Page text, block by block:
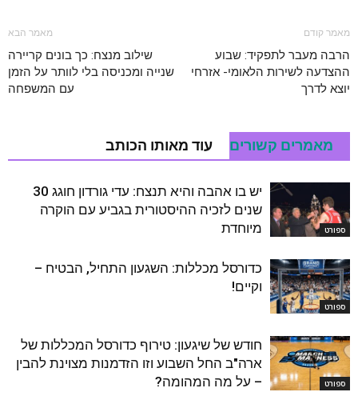
מאמר קודם
הרבה מעבר לתפקיד: שבוע
ההצדעה לשירות הלאומי- אזרחי
יוצא לדרך
מאמר הבא
שילוב מנצח: כך בונים קריירה
שנייה ומכניסה בלי לוותר על הזמן
עם המשפחה
מאמרים קשורים עוד מאותו הכותב
ספורט
יש בו אהבה והיא תנצח: עדי גורדון חוגג 30
שנים לזכיה ההיסטורית בגביע עם הוקרה
מיוחדת
ספורט
כדורסל מכללות: השגעון התחיל, הבטיח –
וקיים!
ספורט
חודש של שיגעון: טירוף כדורסל המכללות של
ארה"ב החל השבוע וזו הזדמנות מצוינת להבין
– על מה המהומה?